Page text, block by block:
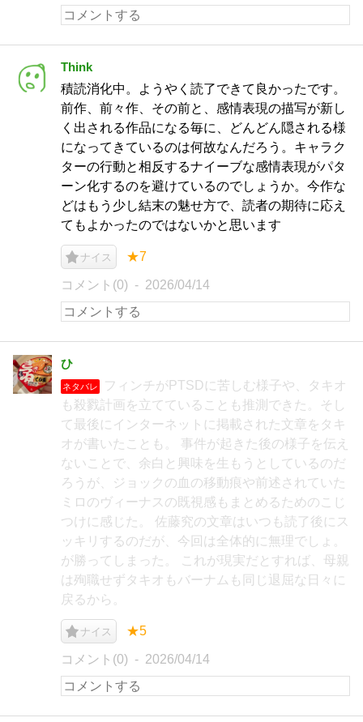
Think
積読消化中。ようやく読了できて良かったです。
前作、前々作、その前と、感情表現の描写が新し
く出される作品になる毎に、どんどん隠される様
になってきているのは何故なんだろう。キャラク
ターの行動と相反するナイーブな感情表現がパタ
ーン化するのを避けているのでしょうか。今作な
どはもう少し結末の魅せ方で、読者の期待に応え
てもよかったのではないかと思います
ナイス ★7
コメント(0) 2026/04/14
ひ
ネタバレ
フィンチがPTSDに苦しむ様子や、タキオ
も殺戮計画を立てていることも推測できた。そし
て最後にインターネットに掲載された文章をタキ
オが書いたことも。 事件が起きた後の様子を伝え
ないことで、余白と興味を生もうとしているのだ
ろうが、ジョックの血の移動痕や前述されていた
ミロのヴィーナスの既視感もまとめるためのこじ
つけに感じた。 佐藤究の文章はいつも読了後にス
ッキリするのだが、今回は全体的に無理でしょ。
が勝ってしまった。 これが現実だとすれば、母親
は殉職せずタキオもバーナムも同じ退屈な日々に
戻るから。
ナイス ★5
コメント(0) 2026/04/14